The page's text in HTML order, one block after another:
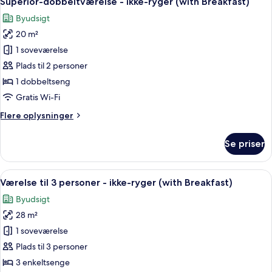
(with
Breakfast)
alle
billeder
af
Superior-
dobbeltværelse
-
ikke-
(with
Byudsigt
20 m²
1 soveværelse
Plads til 2 personer
1 dobbeltseng
Gratis Wi-Fi
Flere oplysninger
Flere
dobbeltværelse
ikke-
(with
Breakfast)
Se priser
Indlæs
alle
billeder
af
Værelse
til
3
Et hotelværelse med tre senge, et
6
Værelse til 3 personer - ikke-ryger (with Breakfast)
Byudsigt
28 m²
1 soveværelse
Plads til 3 personer
3 enkeltsenge